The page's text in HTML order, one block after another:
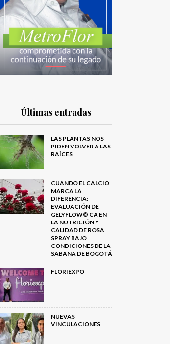
Últimas entradas
LAS PLANTAS NOS
PIDEN VOLVER A LAS
RAÍCES
CUANDO EL CALCIO
MARCA LA
DIFERENCIA:
EVALUACIÓN DE
GELYFLOW® CA EN
LA NUTRICIÓN Y
CALIDAD DE ROSA
SPRAY BAJO
CONDICIONES DE LA
SABANA DE BOGOTÁ
FLORIEXPO
NUEVAS
VINCULACIONES